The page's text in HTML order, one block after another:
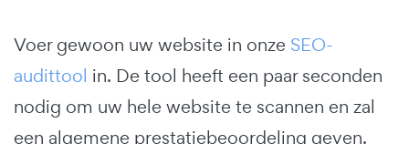
Voer gewoon uw website in onze SEO-
audittool in. De tool heeft een paar seconden
nodig om uw hele website te scannen en zal
een algemene prestatiebeoordeling geven.